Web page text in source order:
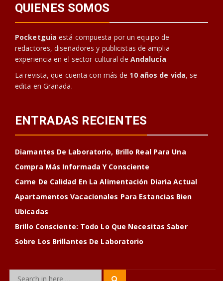
QUIENES SOMOS
Pocketguia está compuesta por un equipo de
redactores, diseñadores y publicistas de amplia
experiencia en el sector cultural de Andalucía.
La revista, que cuenta con más de 10 años de vida, se
edita en Granada.
ENTRADAS RECIENTES
Diamantes De Laboratorio, Brillo Real Para Una
Compra Más Informada Y Consciente
Carne De Calidad En La Alimentación Diaria Actual
Apartamentos Vacacionales Para Estancias Bien
Ubicadas
Brillo Consciente: Todo Lo Que Necesitas Saber
Sobre Los Brillantes De Laboratorio